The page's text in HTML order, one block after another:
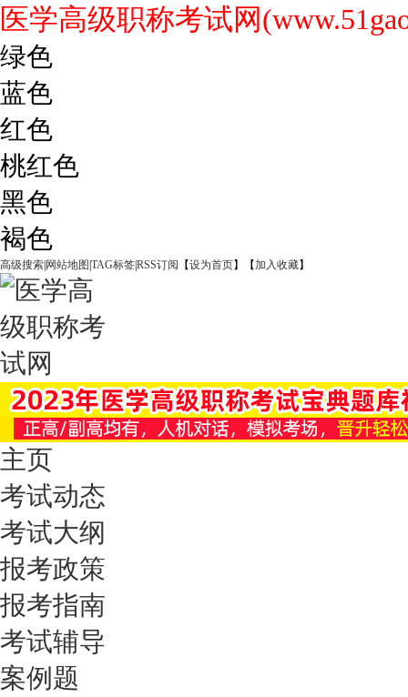
医学高级职称考试网
绿色
蓝色
红色
桃红色
黑色
褐色
高级搜索 网站地图 TAG标签RSS订阅 【设为首页】【加入收藏】
主页
考试动态
考试大纲
报考政策
报考指南
考试辅导
案例题